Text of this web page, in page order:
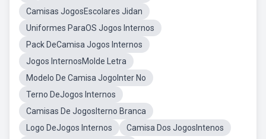
Camisas JogosEscolares Jidan
Uniformes ParaOS Jogos Internos
Pack DeCamisa Jogos Internos
Jogos InternosMolde Letra
Modelo De Camisa JogoInter No
Terno DeJogos Internos
Camisas De JogosIterno Branca
Logo DeJogos Internos
Camisa Dos JogosIntenos